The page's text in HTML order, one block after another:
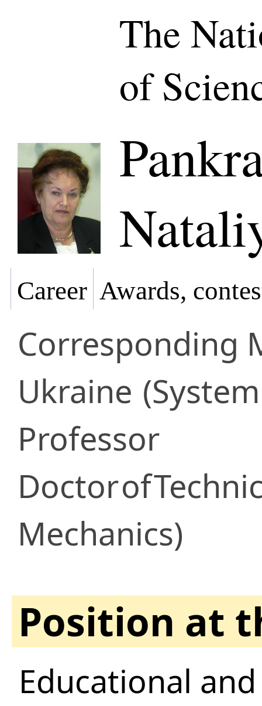
The
of
Career Awards,
Corresponding
Ukraine
Professor
Doctorof
Mechanics)
Position at
Educational